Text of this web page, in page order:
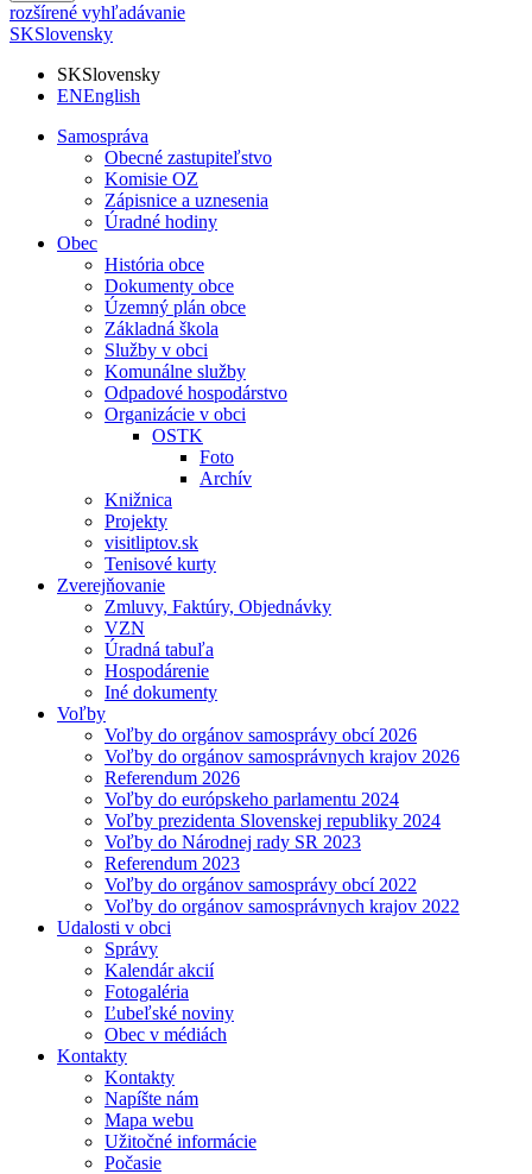
rozšírené vyhľadávanie
SKSlovensky
SKSlovensky
ENEnglish
Samospráva
Obecné zastupiteľstvo
Komisie OZ
Zápisnice a uznesenia
Úradné hodiny
Obec
História obce
Dokumenty obce
Územný plán obce
Základná škola
Služby v obci
Komunálne služby
Odpadové hospodárstvo
Organizácie v obci
OSTK
Foto
Archív
Knižnica
Projekty
visitliptov.sk
Tenisové kurty
Zverejňovanie
Zmluvy, Faktúry, Objednávky
VZN
Úradná tabuľa
Hospodárenie
Iné dokumenty
Voľby
Voľby do orgánov samosprávy obcí 2026
Voľby do orgánov samosprávnych krajov 2026
Referendum 2026
Voľby do európskeho parlamentu 2024
Voľby prezidenta Slovenskej republiky 2024
Voľby do Národnej rady SR 2023
Referendum 2023
Voľby do orgánov samosprávy obcí 2022
Voľby do orgánov samosprávnych krajov 2022
Udalosti v obci
Správy
Kalendár akcií
Fotogaléria
Ľubeľské noviny
Obec v médiách
Kontakty
Kontakty
Napíšte nám
Mapa webu
Užitočné informácie
Počasie